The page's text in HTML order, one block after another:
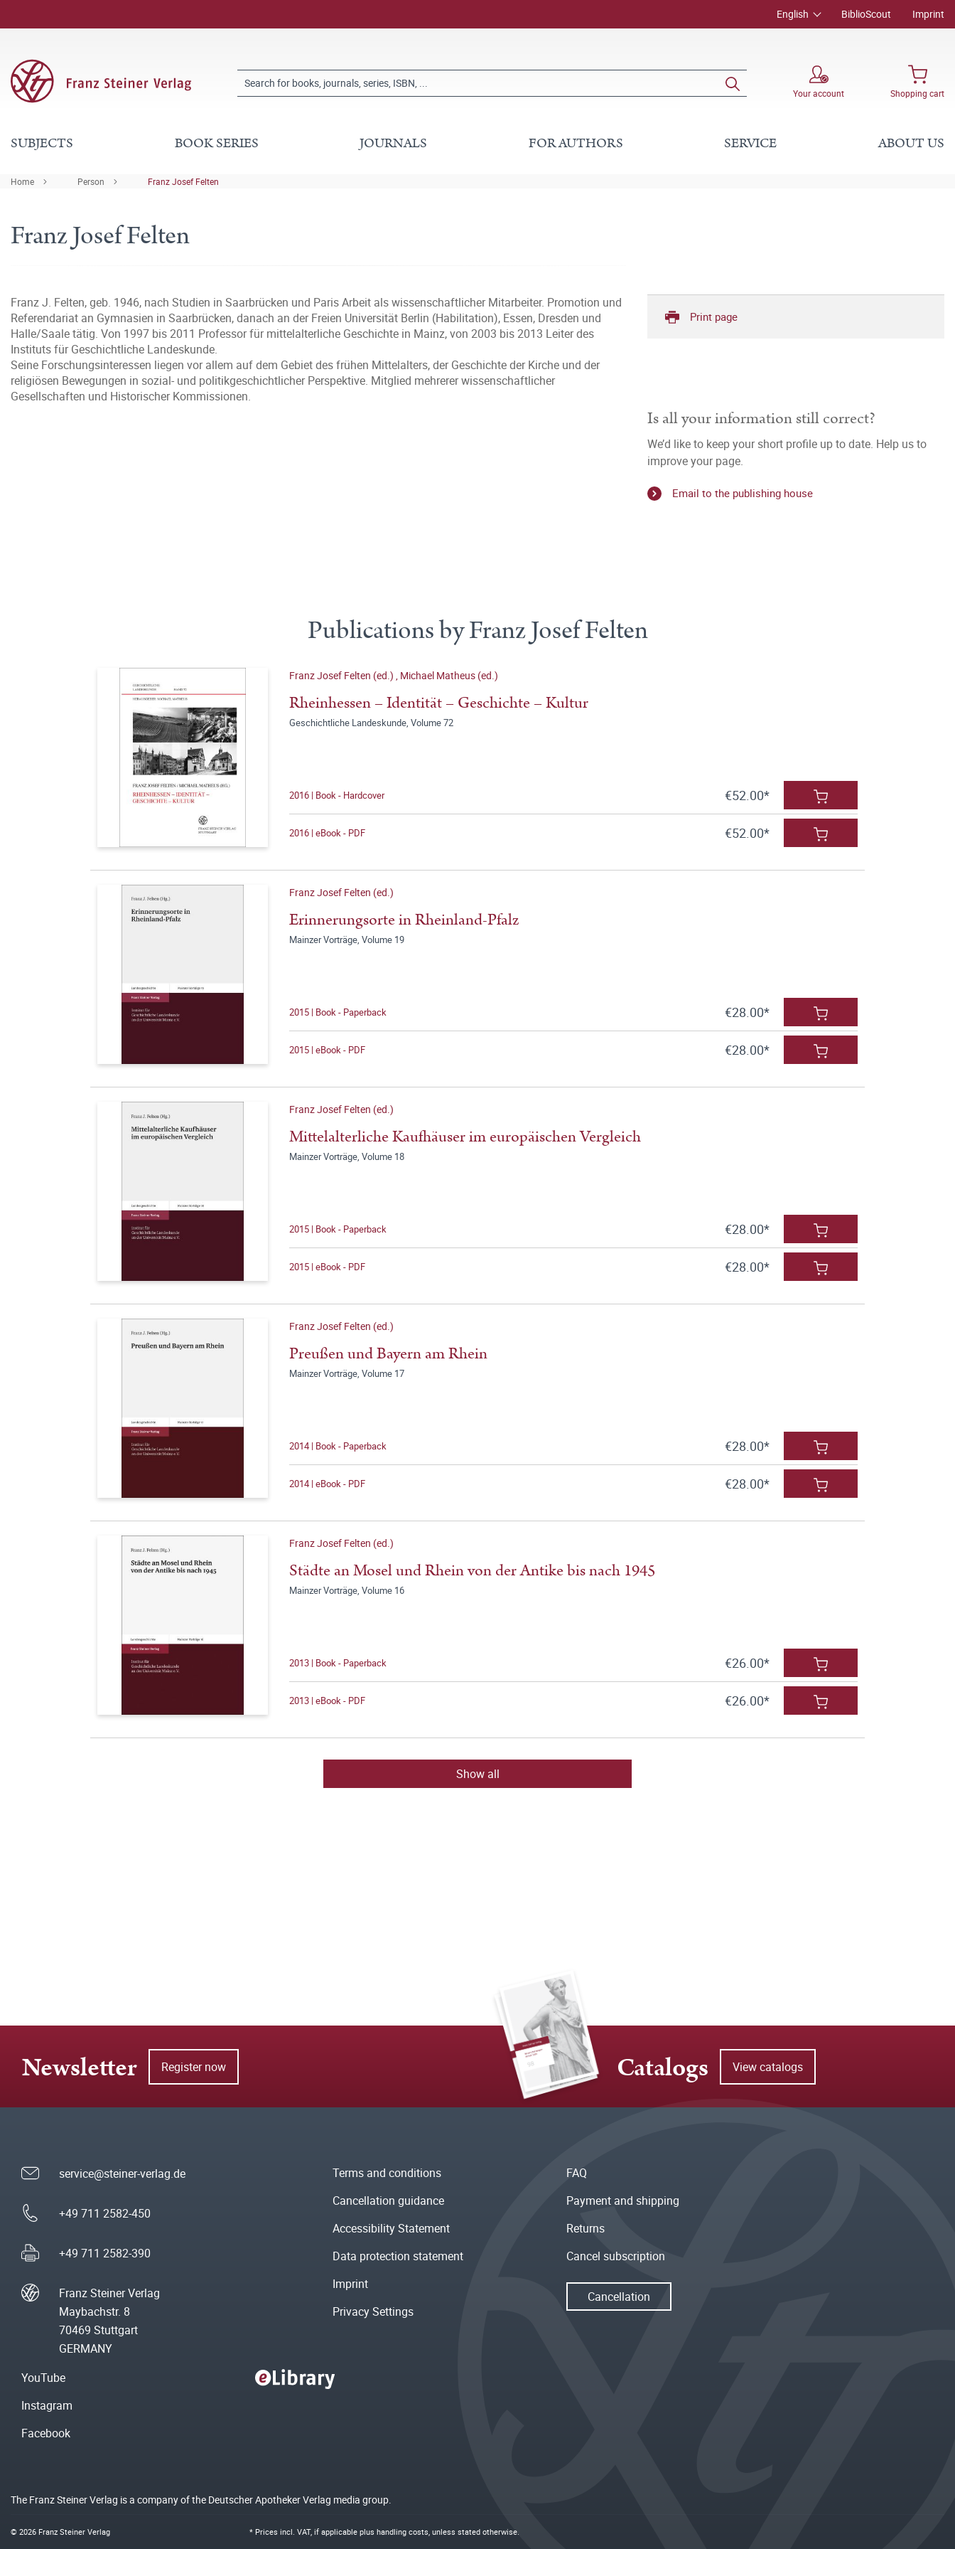
English BiblioScout Imprint
Your account Shopping cart
SUBJECTS BOOK SERIES JOURNALS FOR AUTHORS SERVICE ABOUT US
Home Person Franz Josef Felten
Franz Josef Felten
Franz J. Felten, geb. 1946, nach Studien in Saarbrücken und Paris Arbeit als wissenschaftlicher Mitarbeiter. Promotion und
Referendariat an Gymnasien in Saarbrücken, danach an der Freien Universität Berlin (Habilitation), Essen, Dresden und
Halle/Saale tätig. Von 1997 bis 2011 Professor für mittelalterliche Geschichte in Mainz, von 2003 bis 2013 Leiter des
Instituts für Geschichtliche Landeskunde.
Seine Forschungsinteressen liegen vor allem auf dem Gebiet des frühen Mittelalters, der Geschichte der Kirche und der
religiösen Bewegungen in sozial- und politikgeschichtlicher Perspektive. Mitglied mehrerer wissenschaftlicher
Gesellschaften und Historischer Kommissionen.
Print page
Is all your information still correct?
We’d like to keep your short profile up to date. Help us to
improve your page.
Email to the publishing house
Publications by Franz Josef Felten
Franz Josef Felten (ed.) , Michael Matheus (ed.)
Rheinhessen – Identität – Geschichte – Kultur
Geschichtliche Landeskunde, Volume 72
2016 | Book - Hardcover €52.00*
2016 | eBook - PDF €52.00*
Franz Josef Felten (ed.)
Erinnerungsorte in Rheinland-Pfalz
Mainzer Vorträge, Volume 19
2015 | Book - Paperback €28.00*
2015 | eBook - PDF €28.00*
Franz Josef Felten (ed.)
Mittelalterliche Kaufhäuser im europäischen Vergleich
Mainzer Vorträge, Volume 18
2015 | Book - Paperback €28.00*
2015 | eBook - PDF €28.00*
Franz Josef Felten (ed.)
Preußen und Bayern am Rhein
Mainzer Vorträge, Volume 17
2014 | Book - Paperback €28.00*
2014 | eBook - PDF €28.00*
Franz Josef Felten (ed.)
Städte an Mosel und Rhein von der Antike bis nach 1945
Mainzer Vorträge, Volume 16
2013 | Book - Paperback €26.00*
2013 | eBook - PDF €26.00*
Show all
Newsletter Register now Catalogs View catalogs
service@steiner-verlag.de
+49 711 2582-450
+49 711 2582-390
Franz Steiner Verlag
Maybachstr. 8
70469 Stuttgart
GERMANY
Terms and conditions
Cancellation guidance
Accessibility Statement
Data protection statement
Imprint
Privacy Settings
FAQ
Payment and shipping
Returns
Cancel subscription
Cancellation
YouTube
Instagram
Facebook
The Franz Steiner Verlag is a company of the Deutscher Apotheker Verlag media group.
* Prices incl. VAT, if applicable plus handling costs, unless stated otherwise.
© 2026 Franz Steiner Verlag